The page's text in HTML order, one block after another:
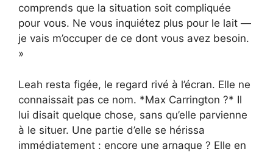
comprends que la situation soit compliquée
pour vous. Ne vous inquiétez plus pour le lait —
je vais m’occuper de ce dont vous avez besoin.
»
Leah resta figée, le regard rivé à l’écran. Elle ne
connaissait pas ce nom. *Max Carrington ?* Il
lui disait quelque chose, sans qu’elle parvienne
à le situer. Une partie d’elle se hérissa
immédiatement : encore une arnaque ? Elle en